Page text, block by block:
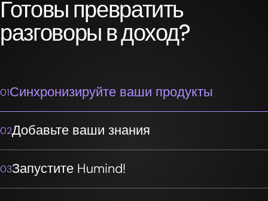
Готовы превратить
разговоры в доход?
01Синхронизируйте ваши продукты
02Добавьте ваши знания
03Запустите Humind!